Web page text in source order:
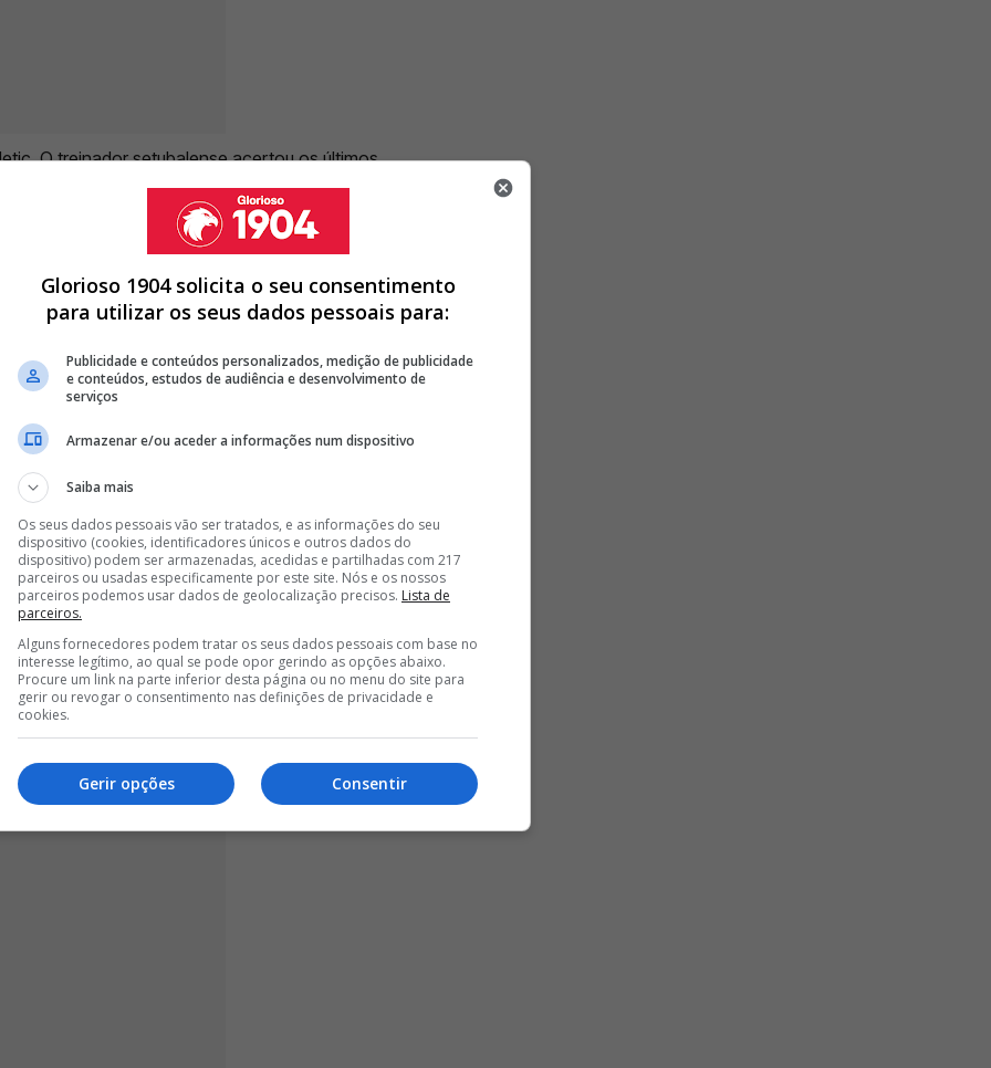
O treinador setubalense acertou os últimos
deverá assumir oficialmente o comando
Desta forma, prepara-se para deixar o
E MARCA NA GOLEADA AO LEGANÉS (4-1)
MASTANTUONO COM 'AJUDINHA' DE MOURINHO
DE MAIS DE 60M DESCARTADA POR JOSÉ MOURINHO
< >
do atual presidente do clube
o projeto desportivo ao técnico com quem já
altura particularmente importante para o futuro do
terá eleições pela frente.
Glorioso 1904 solicita o seu consentimento
para utilizar os seus dados pessoais para:
Publicidade e conteúdos personalizados, medição de publicidade
e conteúdos, estudos de audiência e desenvolvimento de
serviços
Armazenar e/ou aceder a informações num dispositivo
Saiba mais
Os seus dados pessoais vão ser tratados, e as informações do seu
dispositivo (cookies, identificadores únicos e outros dados do
dispositivo) podem ser armazenadas, acedidas e partilhadas com 217
parceiros ou usadas especificamente por este site. Nós e os nossos
parceiros podemos usar dados de geolocalização precisos. Lista de
parceiros.
Alguns fornecedores podem tratar os seus dados pessoais com base no
interesse legítimo, ao qual se pode opor gerindo as opções abaixo.
Procure um link na parte inferior desta página ou no menu do site para
gerir ou revogar o consentimento nas definições de privacidade e
cookies.
Consentir
Gerir opções